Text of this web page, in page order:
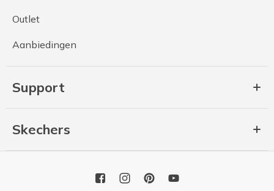
Outlet
Aanbiedingen
Support
Skechers